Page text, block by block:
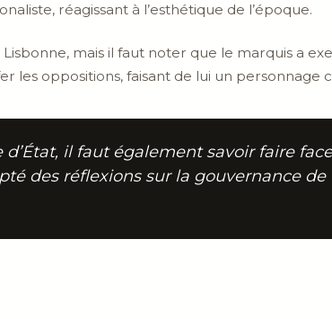
réagissant à l’esthétique de l’époque.
mais il faut noter que le marquis a
les oppositions, faisant de lui un personnage
d’État, il faut également savoir faire
des réflexions sur la gouvernance